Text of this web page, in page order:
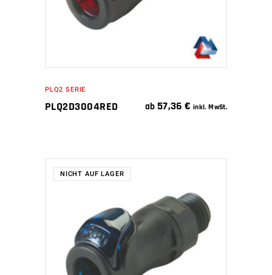
PLQ2 SERIE
PLQ2D3004RED ab 57,36€ inkl. MwSt.
NICHT AUF LAGER
WEITERLESEN